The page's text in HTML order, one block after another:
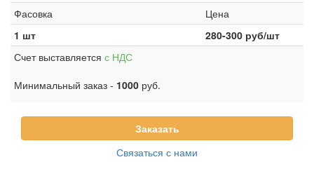
Фасовка
Цена
1 шт
280-300 руб/шт
Счет выставляется с НДС
Минимальный заказ - 1000 руб.
Заказать
Связаться с нами